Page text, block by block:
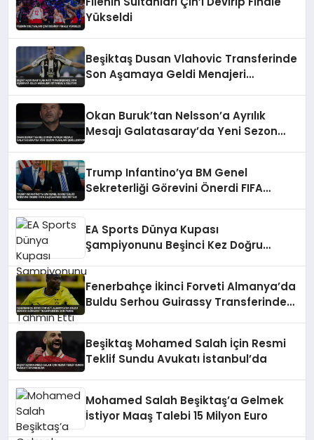
Yükseldi
Beşiktaş Dusan Vlahovic Transferinde
Son Aşamaya Geldi Menajeri
Okan Buruk’tan Nelsson’a Ayrılık
Mesajı Galatasaray’da Yeni Sezon
Trump Infantino’ya BM Genel
Sekreterliği Görevini Önerdi FIFA
EA Sports Dünya Kupası
Şampiyonunu Beşinci Kez Doğru
Fenerbahçe İkinci Forveti Almanya’da
Buldu Serhou Guirassy Transferinde
Beşiktaş Mohamed Salah İçin Resmi
Teklif Sundu Avukatı İstanbul’da
Mohamed Salah Beşiktaş’a Gelmek
İstiyor Maaş Talebi 15 Milyon Euro